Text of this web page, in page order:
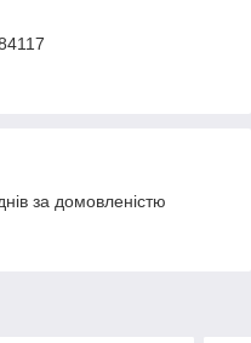
за домовленістю